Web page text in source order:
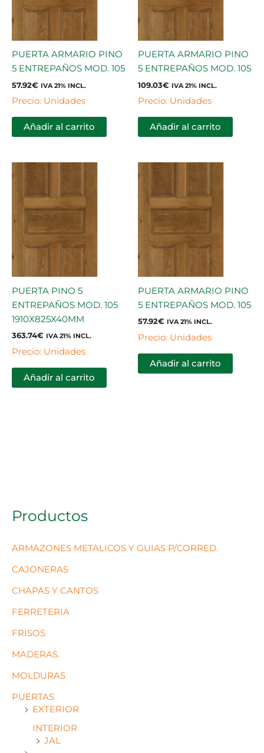
Productos
ARMAZONES METALICOS Y GUIAS P/CORRED.
CAJONERAS
CHAPAS Y CANTOS
FERRETERIA
FRISOS
MADERAS.
MOLDURAS
PUERTAS
EXTERIOR
INTERIOR
JAL
PUERTA ARMARIO PINO
5 ENTREPAÑOS MOD. 105
57.92€ IVA 21% INCL.
Precio: Unidades
Añadir al carrito
PUERTA ARMARIO PINO
5 ENTREPAÑOS MOD. 105
109.03€ IVA 21% INCL.
Precio: Unidades
Añadir al carrito
PUERTA PINO 5
ENTREPAÑOS MOD. 105
1910X825X40MM
363.74€ IVA 21% INCL.
Precio: Unidades
Añadir al carrito
PUERTA ARMARIO PINO
5 ENTREPAÑOS MOD. 105
57.92€ IVA 21% INCL.
Precio: Unidades
Añadir al carrito